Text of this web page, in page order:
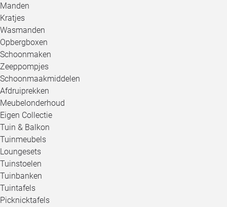
Manden
Kratjes
Wasmanden
Opbergboxen
Schoonmaken
Zeeppompjes
Schoonmaakmiddelen
Afdruiprekken
Meubelonderhoud
Eigen Collectie
Tuin & Balkon
Tuinmeubels
Loungesets
Tuinstoelen
Tuinbanken
Tuintafels
Picknicktafels